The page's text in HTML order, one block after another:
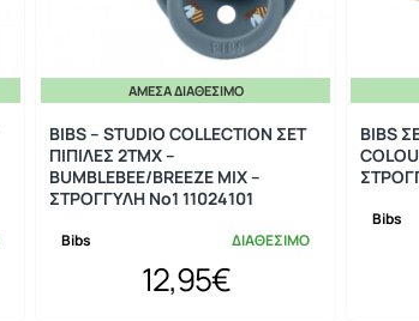
ΆΜΕΣΑ ΔΙΑΘΈΣΙΜΟ
Bibs ΔΙΑΘΕΣΙΜΟ
BIBS – STUDIO COLLECTION ΣΕΤ
ΠΙΠΙΛΕΣ 2ΤΜΧ –
BUMBLEBEE/BREEZE MIX –
ΣΤΡΟΓΓΥΛΗ No1 11024101
12,95€
Bibs
BIBS